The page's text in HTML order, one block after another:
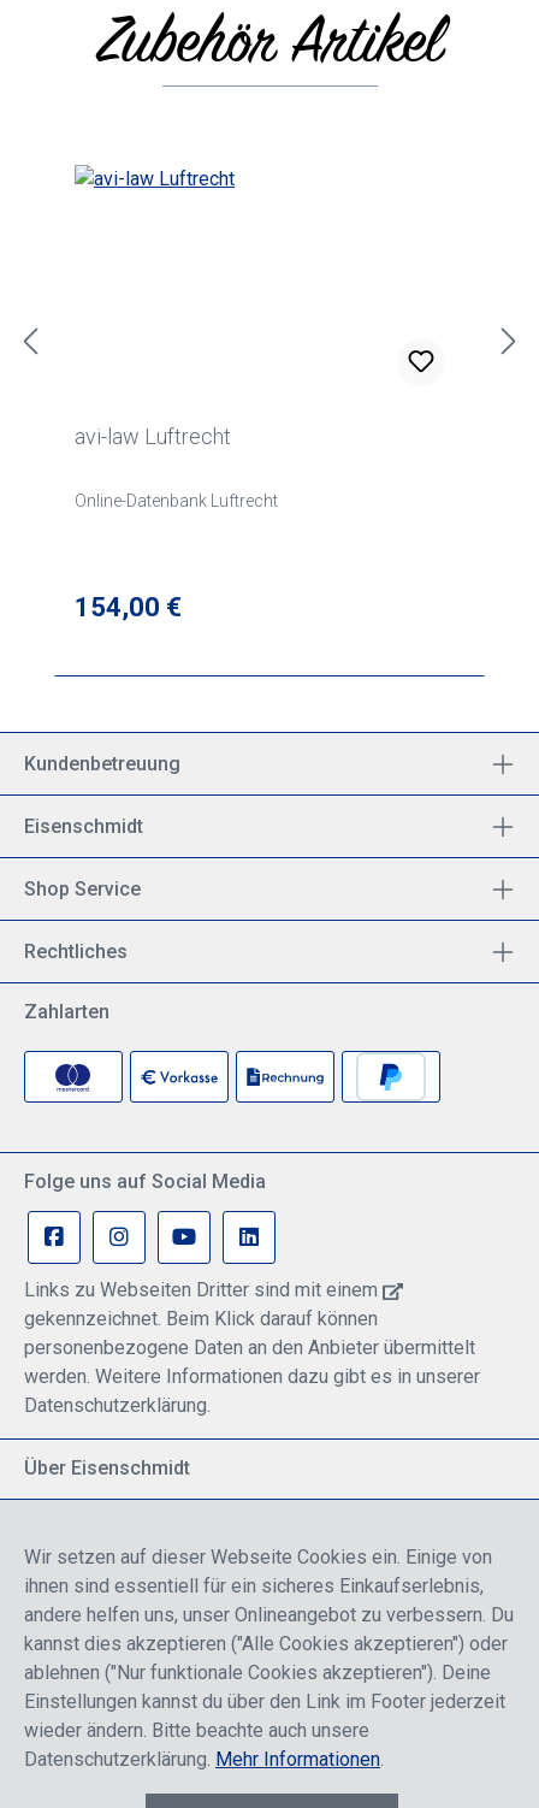
Produktgalerie überspringen
Zubehör Artikel
avi-law Luftrecht
Online-Datenbank Luftrecht
Regulärer Preis:
154,00 €
Kundenbetreuung
Eisenschmidt
Shop Service
Rechtliches
Zahlarten
Folge uns auf Social Media
Links zu Webseiten Dritter sind mit einem
gekennzeichnet. Beim Klick darauf können
personenbezogene Daten an den Anbieter übermittelt
werden. Weitere Informationen dazu gibt es in unserer
Datenschutzerklärung.
Über Eisenschmidt
Breite Palette von Luftfahrtprodukten
Fokus auf Pilotenausbildung
Sicher einkaufen
Wir setzen auf dieser Webseite Cookies ein. Einige von
ihnen sind essentiell für ein sicheres Einkaufserlebnis,
andere helfen uns, unser Onlineangebot zu verbessern. Du
kannst dies akzeptieren ("Alle Cookies akzeptieren") oder
ablehnen ("Nur funktionale Cookies akzeptieren"). Deine
Einstellungen kannst du über den Link im Footer jederzeit
wieder ändern. Bitte beachte auch unsere
Datenschutzerklärung. Mehr Informationen.